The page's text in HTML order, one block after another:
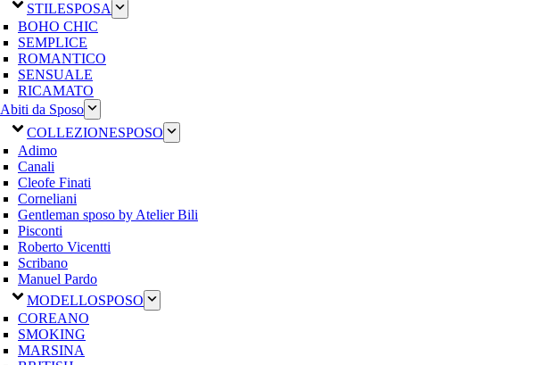
STILESPOSA
BOHO CHIC
SEMPLICE
ROMANTICO
SENSUALE
RICAMATO
Abiti da Sposo
COLLEZIONESPOSO
Adimo
Canali
Cleofe Finati
Corneliani
Gentleman sposo by Atelier Bili
Pisconti
Roberto Vicentti
Scribano
Manuel Pardo
MODELLOSPOSO
COREANO
SMOKING
MARSINA